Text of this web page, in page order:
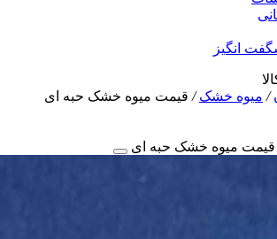
انگیز
/ میوه خشک/ قیمت میوه خشک حبه ای
قیمت میوه خشک حبه ای